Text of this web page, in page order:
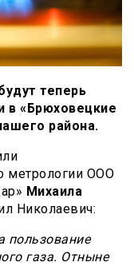
теперь
в «Брюховецкие
района.
метрологии ООО
Михаила
Николаевич:
пользование
газа. Отныне